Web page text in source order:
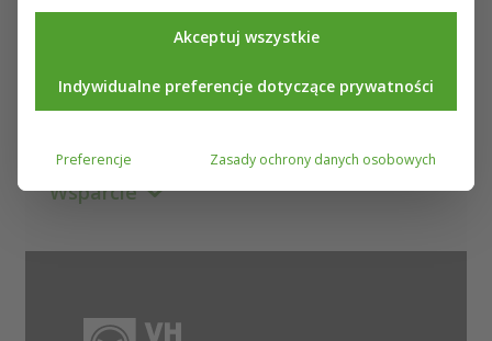
O nas
Nasze ubezpieczenia
Wsparcie
Akceptuj wszystkie
Indywidualne preferencje dotyczące prywatności
Preferencje Zasady ochrony danych osobowych